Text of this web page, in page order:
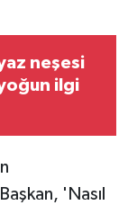
neşesi
ilgi
'Nasıl